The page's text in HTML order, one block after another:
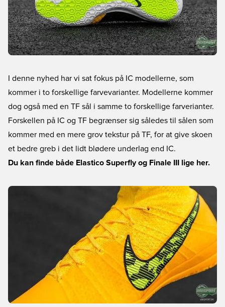
I denne nyhed har vi sat fokus på IC modellerne, som
kommer i to forskellige farvevarianter. Modellerne kommer
dog også med en TF sål i samme to forskellige farverianter.
Forskellen på IC og TF begrænser sig således til sålen som
kommer med en mere grov tekstur på TF, for at give skoen
et bedre greb i det lidt blødere underlag end IC.
Du kan finde både Elastico Superfly og Finale III lige her.